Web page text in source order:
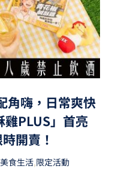
角嗨，日常爽快
PLUS」首亮
開賣！
美食生活,限定活動